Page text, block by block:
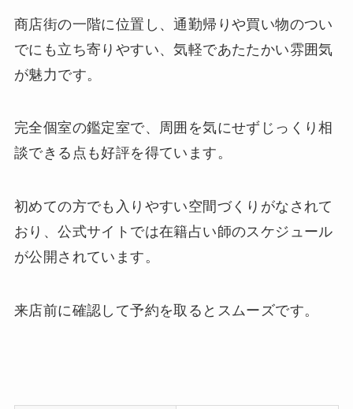
商店街の一階に位置し、通勤帰りや買い物のつい
でにも立ち寄りやすい、気軽であたたかい雰囲気
が魅力です。
完全個室の鑑定室で、周囲を気にせずじっくり相
談できる点も好評を得ています。
初めての方でも入りやすい空間づくりがなされて
おり、公式サイトでは在籍占い師のスケジュール
が公開されています。
来店前に確認して予約を取るとスムーズです。